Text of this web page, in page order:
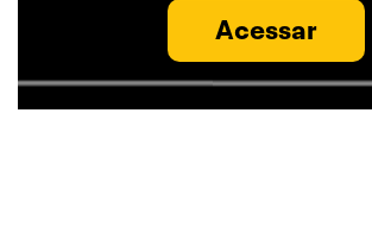
Acessar